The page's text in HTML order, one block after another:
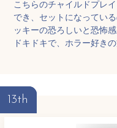
こちらのチャイルドプレ
でき、セットになってい
ッキーの恐ろしいと恐怖
ドキドキで、ホラー好き
13th